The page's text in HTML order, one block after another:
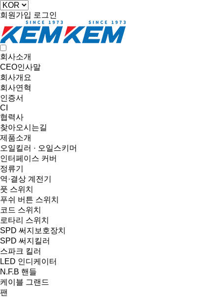
회원가입 로그인
회사소개
CEO인사말
회사개요
회사연혁
인증서
CI
협력사
찾아오시는길
제품소개
오일킬러 · 오일스키머
인터페이스 커버
정류기
역·결상 계전기
풋 스위치
푸쉬 버튼 스위치
코드 스위치
로타리 스위치
SPD 써지보호장치
SPD 써지킬러
스파크 킬러
LED 인디케이터
N.F.B 핸들
케이블 그랜드
팬